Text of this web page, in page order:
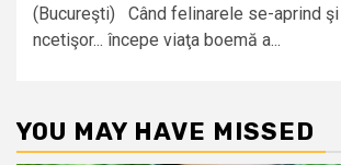
(Bucureşti) Când felinarele se-aprind
ncetişor... începe viaţa boemă a...
YOU MAY HAVE MISSED